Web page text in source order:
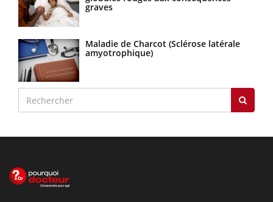
graves
Maladie de Charcot (Sclérose latérale
amyotrophique)